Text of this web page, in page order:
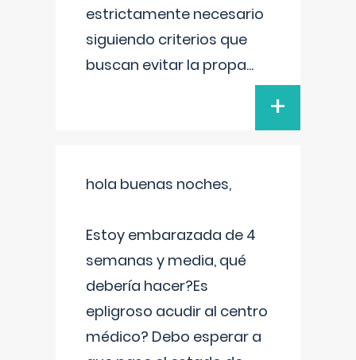
estrictamente necesario
siguiendo criterios que
buscan evitar la propa...
+
hola buenas noches,
Estoy embarazada de 4
semanas y media, qué
debería hacer?Es
epligroso acudir al centro
médico? Debo esperar a